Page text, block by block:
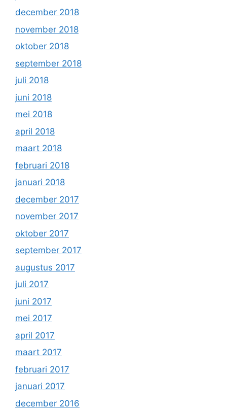
december 2018
november 2018
oktober 2018
september 2018
juli 2018
juni 2018
mei 2018
april 2018
maart 2018
februari 2018
januari 2018
december 2017
november 2017
oktober 2017
september 2017
augustus 2017
juli 2017
juni 2017
mei 2017
april 2017
maart 2017
februari 2017
januari 2017
december 2016